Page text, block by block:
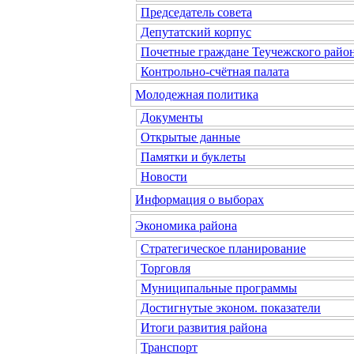
Председатель совета
Депутатский корпус
Почетные граждане Теучежского
Контрольно-счётная палата
Молодежная политика
Документы
Открытые данные
Памятки и буклеты
Новости
Информация о выборах
Экономика района
Стратегическое планирование
Торговля
Муниципальные программы
Достигнутые эконом. показатели
Итоги развития района
Транспорт